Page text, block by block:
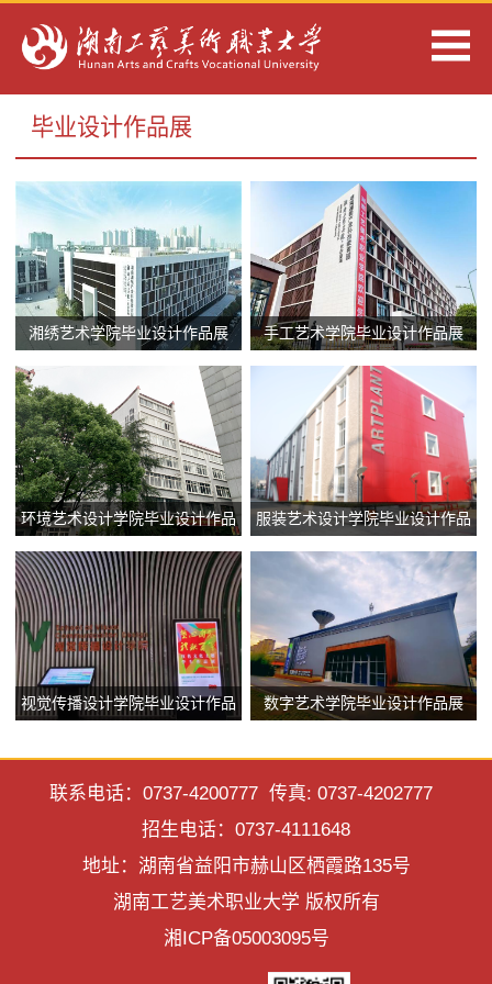
毕业设计作品展
湘绣艺术学院毕业设计作品展 手工艺术学院毕业设计作品展
环境艺术设计学院毕业设计作品
展
服装艺术设计学院毕业设计作品
展
视觉传播设计学院毕业设计作品
数字艺术学院毕业设计作品展
联系电话：0737-4200777 传真: 0737-4202777
招生电话：0737-4111648
地址：湖南省益阳市赫山区栖霞路135号
湖南工艺美术职业大学 版权所有
湘ICP备05003095号